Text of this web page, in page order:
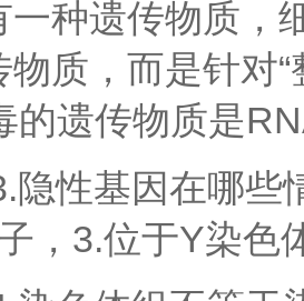
一种遗传物质，
质，而是针对
的遗传物质是
基因在哪些
，3.位于Y染色